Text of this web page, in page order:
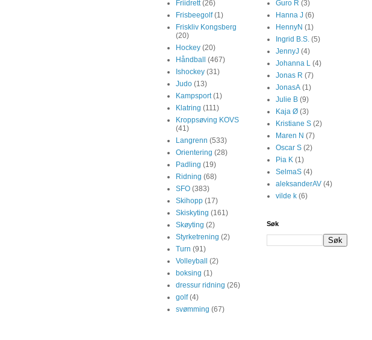
Friidrett (26)
Frisbeegolf (1)
Friskliv Kongsberg
(20)
Hockey (20)
Håndball
(467)
Ishockey (31)
Judo (13)
Kampsport (1)
Klatring (111)
Kroppsøving KOVS
(41)
Langrenn (533)
Orientering (28)
Padling (19)
Ridning (68)
SFO (383)
Skihopp (17)
Skiskyting (161)
Skøyting (2)
Styrketrening (2)
Turn (91)
Volleyball
(2)
boksing (1)
dressur ridning (26)
golf (4)
svømming (67)
Guro R (3)
Hanna J (6)
HennyN (1)
Ingrid B.S. (5)
JennyJ (4)
Johanna L (4)
Jonas R (7)
JonasA (1)
Julie B (9)
Kaja Ø (3)
Kristiane S (2)
Maren N (7)
Oscar S (2)
Pia K (1)
SelmaS (4)
aleksanderAV (4)
vilde k (6)
Søk